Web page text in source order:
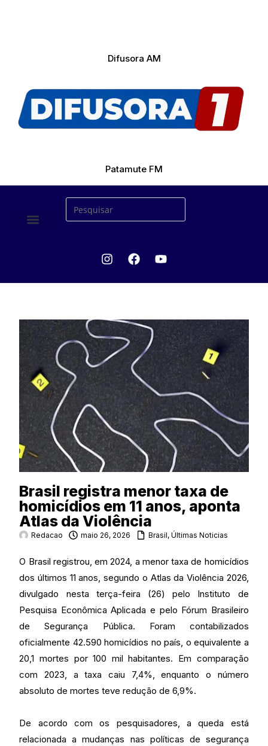
Difusora AM
Patamute FM
Brasil registra menor taxa de
homicídios em 11 anos, aponta
Atlas da Violência
Redacao maio 26, 2026 Brasil,Últimas Noticias
O Brasil registrou, em 2024, a menor taxa de homicídios
dos últimos 11 anos, segundo o Atlas da Violência 2026,
divulgado nesta terça-feira (26) pelo Instituto de
Pesquisa Econômica Aplicada e pelo Fórum Brasileiro
de Segurança Pública. Foram contabilizados
oficialmente 42.590 homicídios no país, o equivalente a
20,1 mortes por 100 mil habitantes. Em comparação
com 2023, a taxa caiu 7,4%, enquanto o número
absoluto de mortes teve redução de 6,9%.
De acordo com os pesquisadores, a queda está
relacionada a mudanças nas políticas de segurança